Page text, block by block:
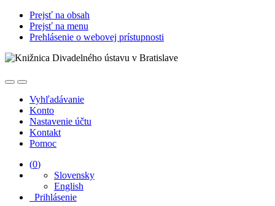
Prejsť na obsah
Prejsť na menu
Prehlásenie o webovej prístupnosti
Vyhľadávanie
Konto
Nastavenie účtu
Kontakt
Pomoc
(0)
Slovensky
English
Prihlásenie